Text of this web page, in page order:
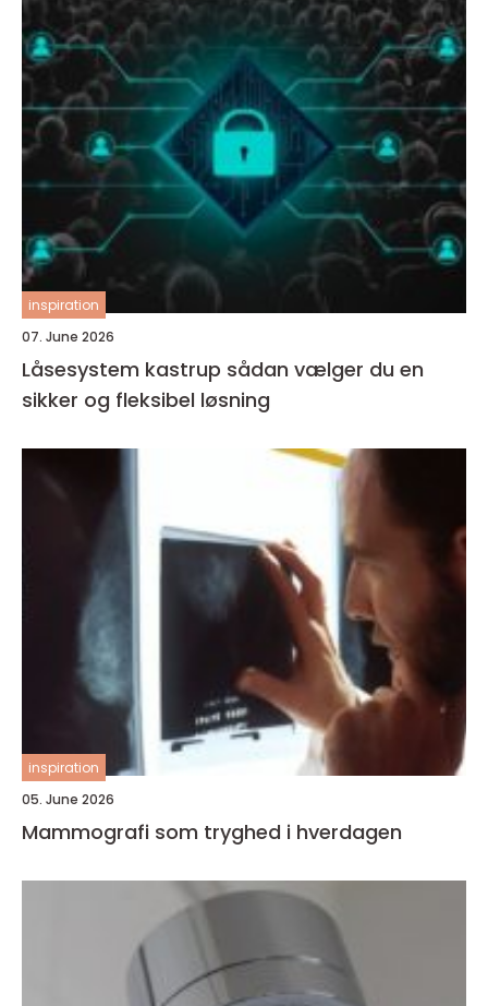
inspiration
07. June 2026
Låsesystem kastrup sådan vælger du en
sikker og fleksibel løsning
inspiration
05. June 2026
Mammografi som tryghed i hverdagen